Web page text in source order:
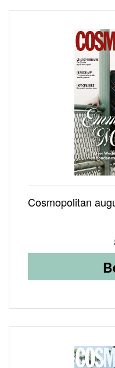
Cosmopolitan